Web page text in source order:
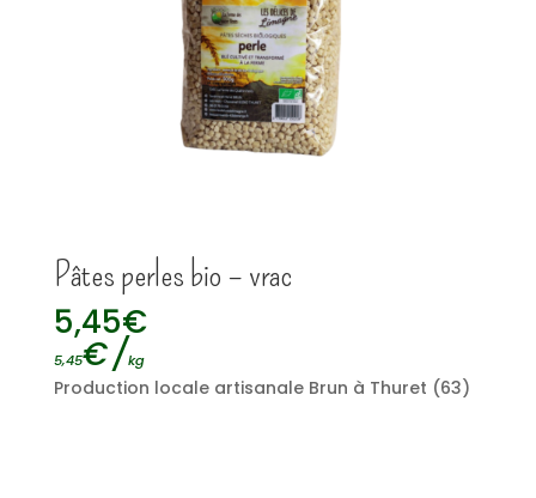
Pâtes perles bio – vrac
5,45€
5,45€/kg
Production locale artisanale Brun à Thuret (63)